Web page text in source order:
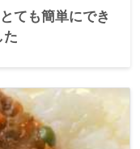
ても簡単にでき
た